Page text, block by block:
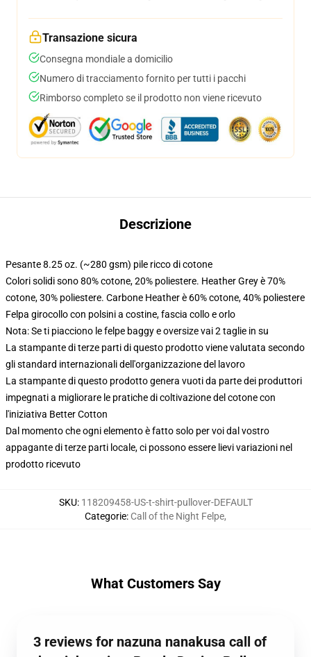
Transazione sicura
Consegna mondiale a domicilio
Numero di tracciamento fornito per tutti i pacchi
Rimborso completo se il prodotto non viene ricevuto
Descrizione
Pesante 8.25 oz. (~280 gsm) pile ricco di cotone
Colori solidi sono 80% cotone, 20% poliestere. Heather Grey è 70%
cotone, 30% poliestere. Carbone Heather è 60% cotone, 40% poliestere
Felpa girocollo con polsini a costine, fascia collo e orlo
Nota: Se ti piacciono le felpe baggy e oversize vai 2 taglie in su
La stampante di terze parti di questo prodotto viene valutata secondo
gli standard internazionali dell'organizzazione del lavoro
La stampante di questo prodotto genera vuoti da parte dei produttori
impegnati a migliorare le pratiche di coltivazione del cotone con
l'iniziativa Better Cotton
Dal momento che ogni elemento è fatto solo per voi dal vostro
appagante di terze parti locale, ci possono essere lievi variazioni nel
prodotto ricevuto
SKU: 118209458-US-t-shirt-pullover-DEFAULT
Categorie: Call of the Night Felpe,
What Customers Say
3 reviews for nazuna nanakusa call of